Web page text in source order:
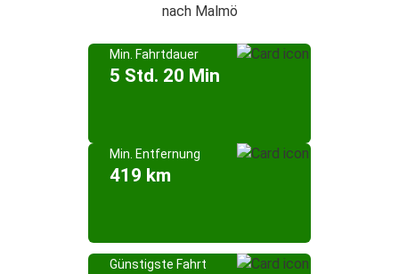
nach Malmö
Min. Fahrtdauer
5 Std. 20 Min
Min. Entfernung
419 km
Günstigste Fahrt